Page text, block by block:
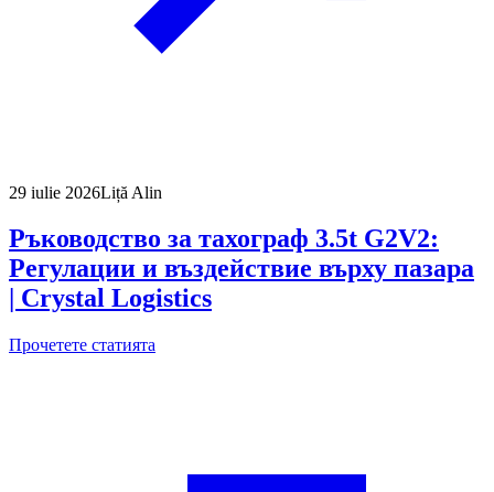
29 iulie 2026Liță Alin
Ръководство за тахограф 3.5t G2V2:
Регулации и въздействие върху пазара
| Crystal Logistics
Прочетете статията